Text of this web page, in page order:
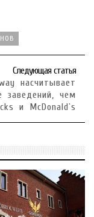
Следующая статья
насчитывает
заведений, чем
и McDonald`s